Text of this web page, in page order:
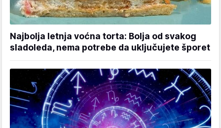
Najbolja letnja voćna torta: Bolja od svakog
sladoleda, nema potrebe da uključujete šporet